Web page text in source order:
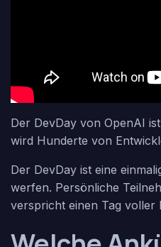
Der DevDay von OpenAI
wird Hunderte von
Der DevDay ist eine
werfen. Persönliche
verspricht einen Tag voller